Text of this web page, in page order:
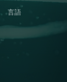
言語